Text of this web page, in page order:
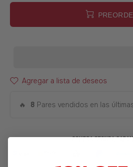
Agregar a lista de deseos
🔥 8 Pares vendidos en las